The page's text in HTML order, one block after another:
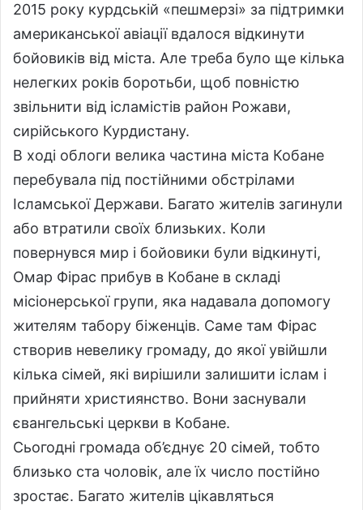
2015 року курдській «пешмерзі» за підтримки
американської авіації вдалося відкинути
бойовиків від міста. Але треба було ще кілька
нелегких років боротьби, щоб повністю
звільнити від ісламістів район Рожави,
сирійського Курдистану.
В ході облоги велика частина міста Кобане
перебувала під постійними обстрілами
Ісламської Держави. Багато жителів загинули
або втратили своїх близьких. Коли
повернувся мир і бойовики були відкинуті,
Омар Фірас прибув в Кобане в складі
місіонерської групи, яка надавала допомогу
жителям табору біженців. Саме там Фірас
створив невелику громаду, до якої увійшли
кілька сімей, які вирішили залишити іслам і
прийняти християнство. Вони заснували
євангельські церкви в Кобане.
Сьогодні громада об’єднує 20 сімей, тобто
близько ста чоловік, але їх число постійно
зростає. Багато жителів цікавляться